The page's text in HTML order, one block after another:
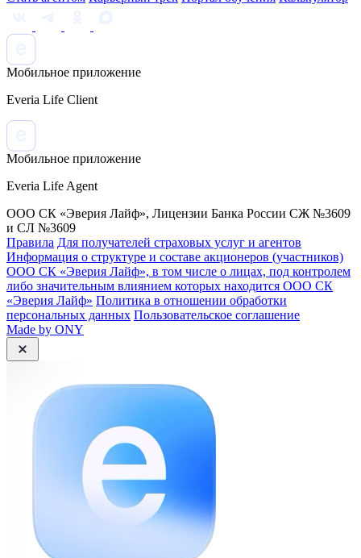
Мобильное приложение
Everia Life Client
Мобильное приложение
Everia Life Agent
ООО СК «Эверия Лайф», Лицензии Банка России СЖ №3609
и СЛ №3609
Правила Для получателей страховых услуг и агентов
Информация о структуре и составе акционеров (участников)
ООО СК «Эверия Лайф», в том числе о лицах, под контролем
либо значительным влиянием которых находится ООО СК
«Эверия Лайф» Политика в отношении обработки
персональных данных Пользовательское соглашение
Made by ONY